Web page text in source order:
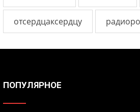
отсердцаксердцу
ПОПУЛЯРНОЕ